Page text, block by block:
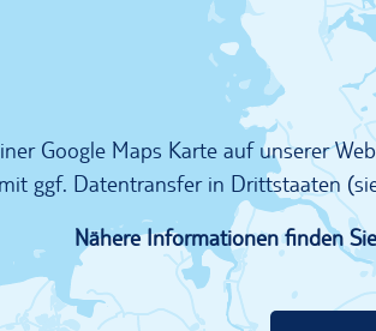
Google Maps Karte auf unserer
ggf. Datentransfer in Drittstaaten
Nähere Informationen finden